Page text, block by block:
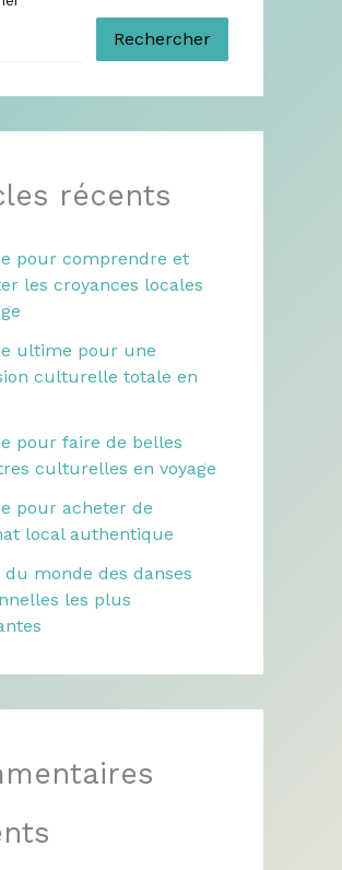
Rechercher
récents
pour comprendre et
les croyances locales
ultime pour une
culturelle totale en
pour faire de belles
culturelles en voyage
pour acheter de
local authentique
monde des danses
les plus